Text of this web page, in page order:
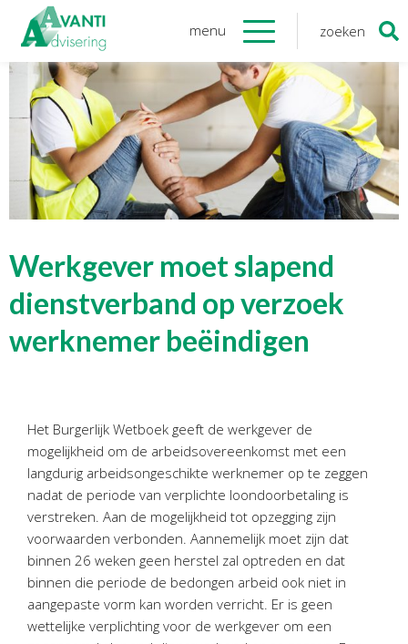
menu zoeken
Organisatie
Onze medewerkers
NOAB gecertificeerd
Algemene verordening
gegevensbescherming
Sponsoring
Onzediensten
Financiele Administratie
Bedrijfseconomisch advies
Belastingadvies Purmerend
Online boekhouden
Nieuws &informatie
Nieuwsbrief
Nieuwsoverzicht
Zoeken
naar:
Werkgever moet slapend
dienstverband op verzoek
werknemer beëindigen
Het Burgerlijk Wetboek geeft de werkgever de
mogelijkheid om de arbeidsovereenkomst met een
langdurig arbeidsongeschikte werknemer op te zeggen
nadat de periode van verplichte loondoorbetaling is
verstreken. Aan de mogelijkheid tot opzegging zijn
voorwaarden verbonden. Aannemelijk moet zijn dat
binnen 26 weken geen herstel zal optreden en dat
binnen die periode de bedongen arbeid ook niet in
aangepaste vorm kan worden verricht. Er is geen
wettelijke verplichting voor de werkgever om een